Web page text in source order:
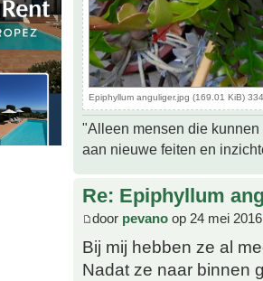
Epiphyllum anguliger.jpg (169.01 KiB)
"Alleen mensen die
aan nieuwe feiten en
Re: Epiphyllum
door pevano op 24 mei
Bij mij hebben ze al
Nadat ze naar binnen